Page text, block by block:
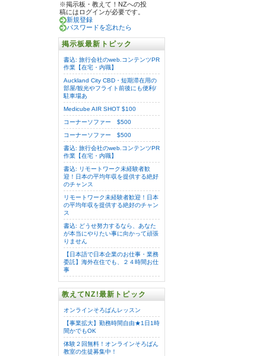
※掲示板・教えて！NZへの投
稿にはログインが必要です。
新規登録
パスワードを忘れたら
掲示板最新トピック
書込: 旅行会社のweb.コンテンツPR
作業【在宅・内職】
Auckland City CBD・短期滞在用の
部屋/観光やフライト前後にも便利/
駐車場あ
Medicube AIR SHOT $100
コーナーソファー $500
コーナーソファー $500
書込: 旅行会社のweb.コンテンツPR
作業【在宅・内職】
書込: リモートワーク未経験者歓
迎！日本の平均年収を提供する絶好
のチャンス
リモートワーク未経験者歓迎！日本
の平均年収を提供する絶好のチャン
ス
書込: どうせ努力するなら、あなた
が本当にやりたい事に向かって頑張
りません
【日本語で日本企業のお仕事・業務
委託】海外在住でも、２４時間お仕
事
教えてNZ!最新トピック
オンラインそろばんレッスン
【事業拡大】勤務時間自由★1日1時
間かでもOK
体験２回無料！オンラインそろばん
教室の生徒募集中！